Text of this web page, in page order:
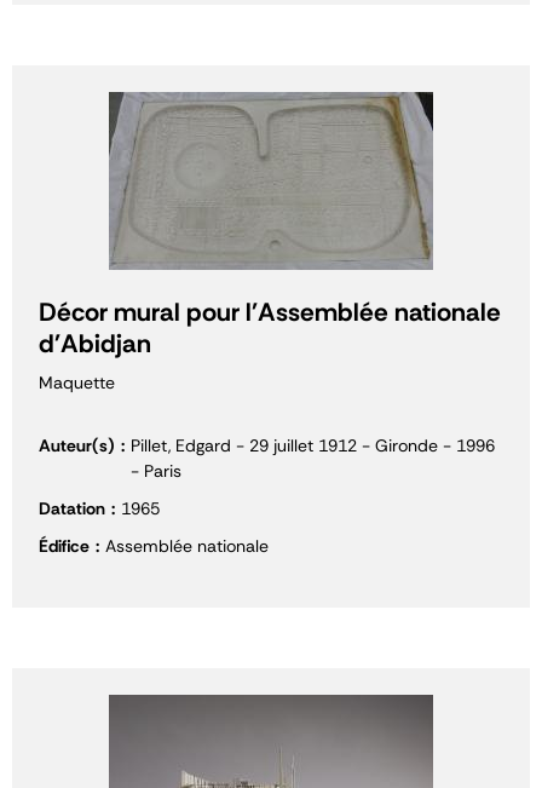
Décor mural pour l'Assemblée nationale
d'Abidjan
Maquette
Auteur(s)
Pillet, Edgard - 29 juillet 1912 - Gironde - 1996
- Paris
Datation
1965
Édifice
Assemblée nationale